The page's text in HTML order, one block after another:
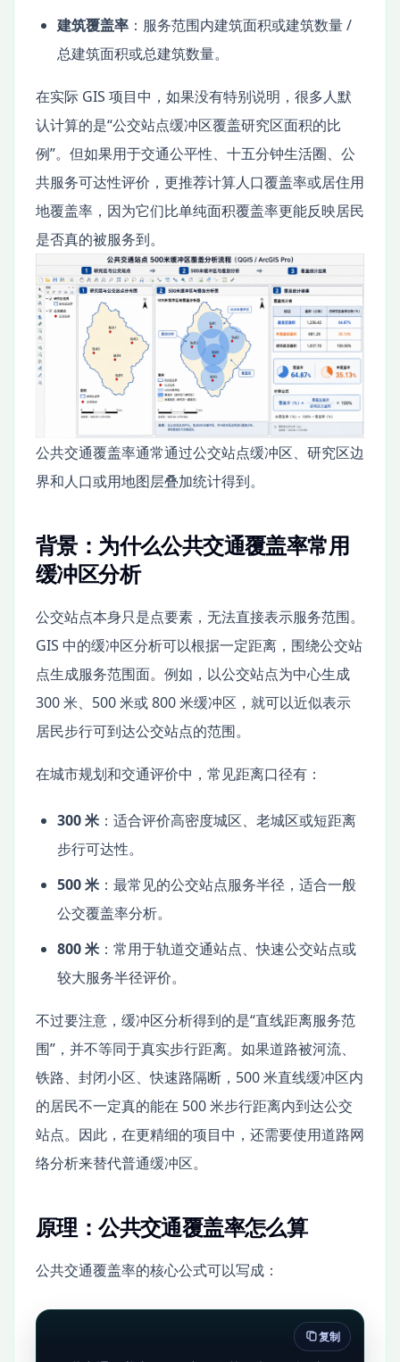
建筑覆盖率 ：服务范围内建筑面积或建筑数量 /
总建筑面积或总建筑数量。
在实际 GIS 项目中，如果没有特别说明，很多人默
认计算的是“公交站点缓冲区覆盖研究区面积的比
例”。但如果用于交通公平性、十五分钟生活圈、公
共服务可达性评价，更推荐计算人口覆盖率或居住用
地覆盖率，因为它们比单纯面积覆盖率更能反映居民
是否真的被服务到。
公共交通覆盖率通常通过公交站点缓冲区、研究区边
界和人口或用地图层叠加统计得到。
背景：为什么公共交通覆盖率常用
缓冲区分析
公交站点本身只是点要素，无法直接表示服务范围。
GIS 中的缓冲区分析可以根据一定距离，围绕公交站
点生成服务范围面。例如，以公交站点为中心生成
300 米、500 米或 800 米缓冲区，就可以近似表示
居民步行可到达公交站点的范围。
在城市规划和交通评价中，常见距离口径有：
300 米 ：适合评价高密度城区、老城区或短距离
步行可达性。
500 米 ：最常见的公交站点服务半径，适合一般
公交覆盖率分析。
800 米 ：常用于轨道交通站点、快速公交站点或
较大服务半径评价。
不过要注意，缓冲区分析得到的是“直线距离服务范
围”，并不等同于真实步行距离。如果道路被河流、
铁路、封闭小区、快速路隔断，500 米直线缓冲区内
的居民不一定真的能在 500 米步行距离内到达公交
站点。因此，在更精细的项目中，还需要使用道路网
络分析来替代普通缓冲区。
原理：公共交通覆盖率怎么算
公共交通覆盖率的核心公式可以写成：
复制